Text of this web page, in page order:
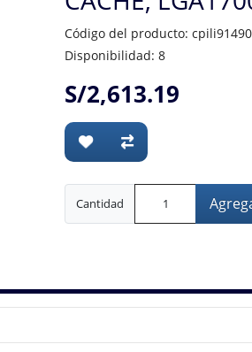
Código del producto:
Disponibilidad: 8
S/2,613.19
Cantidad